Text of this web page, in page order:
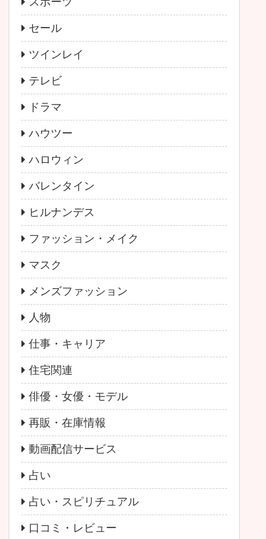
セール
ツインレイ
テレビ
ドラマ
ハウツー
ハロウィン
バレンタイン
ヒルナンデス
ファッション・メイク
マスク
メンズファッション
人物
仕事・キャリア
住宅関連
俳優・女優・モデル
再販・在庫情報
動画配信サービス
占い
占い・スピリチュアル
口コミ・レビュー